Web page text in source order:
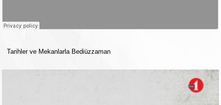
Tarihler ve Mekanlarla Bediüzzaman